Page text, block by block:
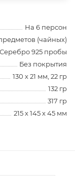
На 6 персон
(чайных)
Серебро 925 пробы
Без покрытия
130 х 21 мм, 22 гр
132 гр
317 гр
215 х 145 х 45 мм